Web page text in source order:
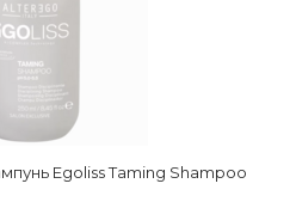
Egoliss Taming Shampoo